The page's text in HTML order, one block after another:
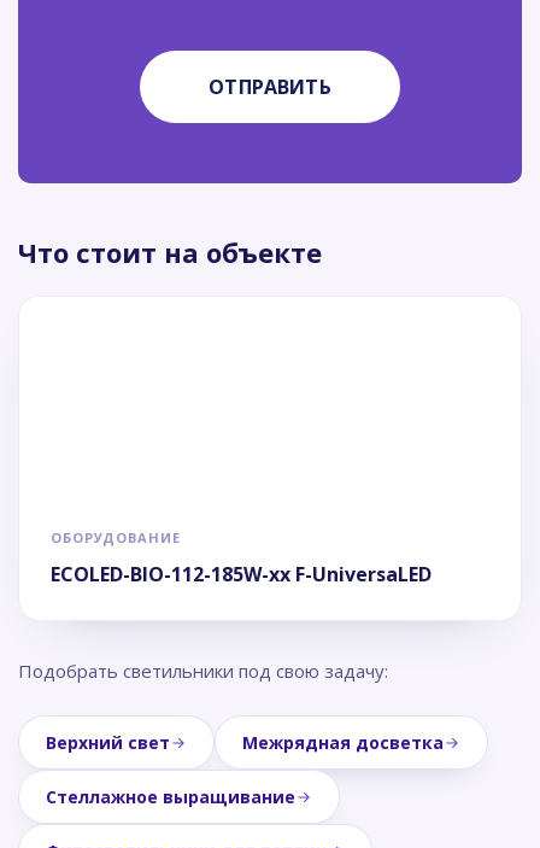
Что стоит на объекте
ОБОРУДОВАНИЕ
ECOLED-BIO-112-185W-xx F-UniversaLED
Подобрать светильники под свою задачу:
Верхний свет Межрядная досветка
Стеллажное выращивание